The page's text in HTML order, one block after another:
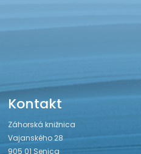
Kontakt
Záhorská knižnica
Vajanského 28
905 01 Senica